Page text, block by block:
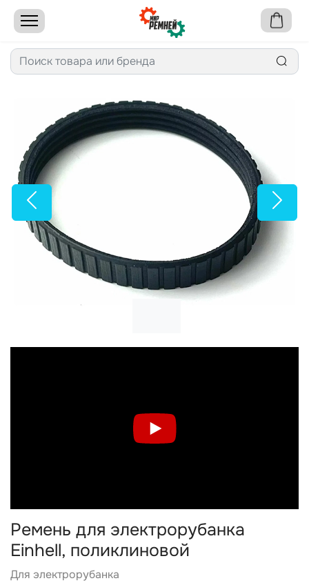
Ремень для электрорубанка
Einhell, поликлиновой
Для электрорубанка